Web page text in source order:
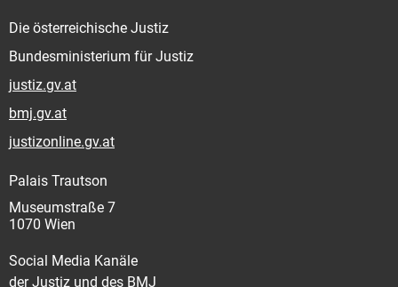
Die österreichische Justiz
Bundesministerium für Justiz
justiz.gv.at
bmj.gv.at
justizonline.gv.at
Palais Trautson
Museumstraße 7
1070 Wien
Social Media Kanäle
der Justiz und des BMJ